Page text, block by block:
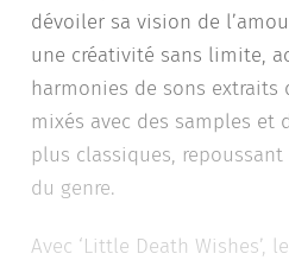
dévoiler sa vision de
une créativité sans limite,
harmonies de sons extraits
mixés avec des samples et
plus classiques,
du genre.
Avec ‘Little Death Wishes’,